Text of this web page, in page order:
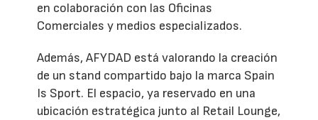
en colaboración con las Oficinas
Comerciales y medios especializados.
Además, AFYDAD está valorando la creación
de un stand compartido bajo la marca Spain
Is Sport. El espacio, ya reservado en una
ubicación estratégica junto al Retail Lounge,